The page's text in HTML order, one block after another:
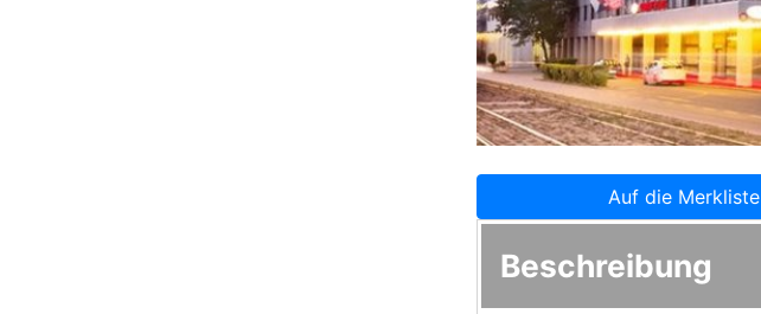
Auf die Merkliste
Beschreibung